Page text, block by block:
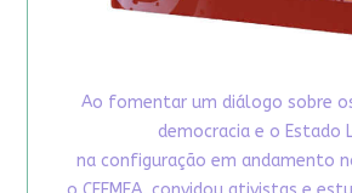
Ao fomentar um diálogo sobre
democracia e o Estado
na configuração em andamento